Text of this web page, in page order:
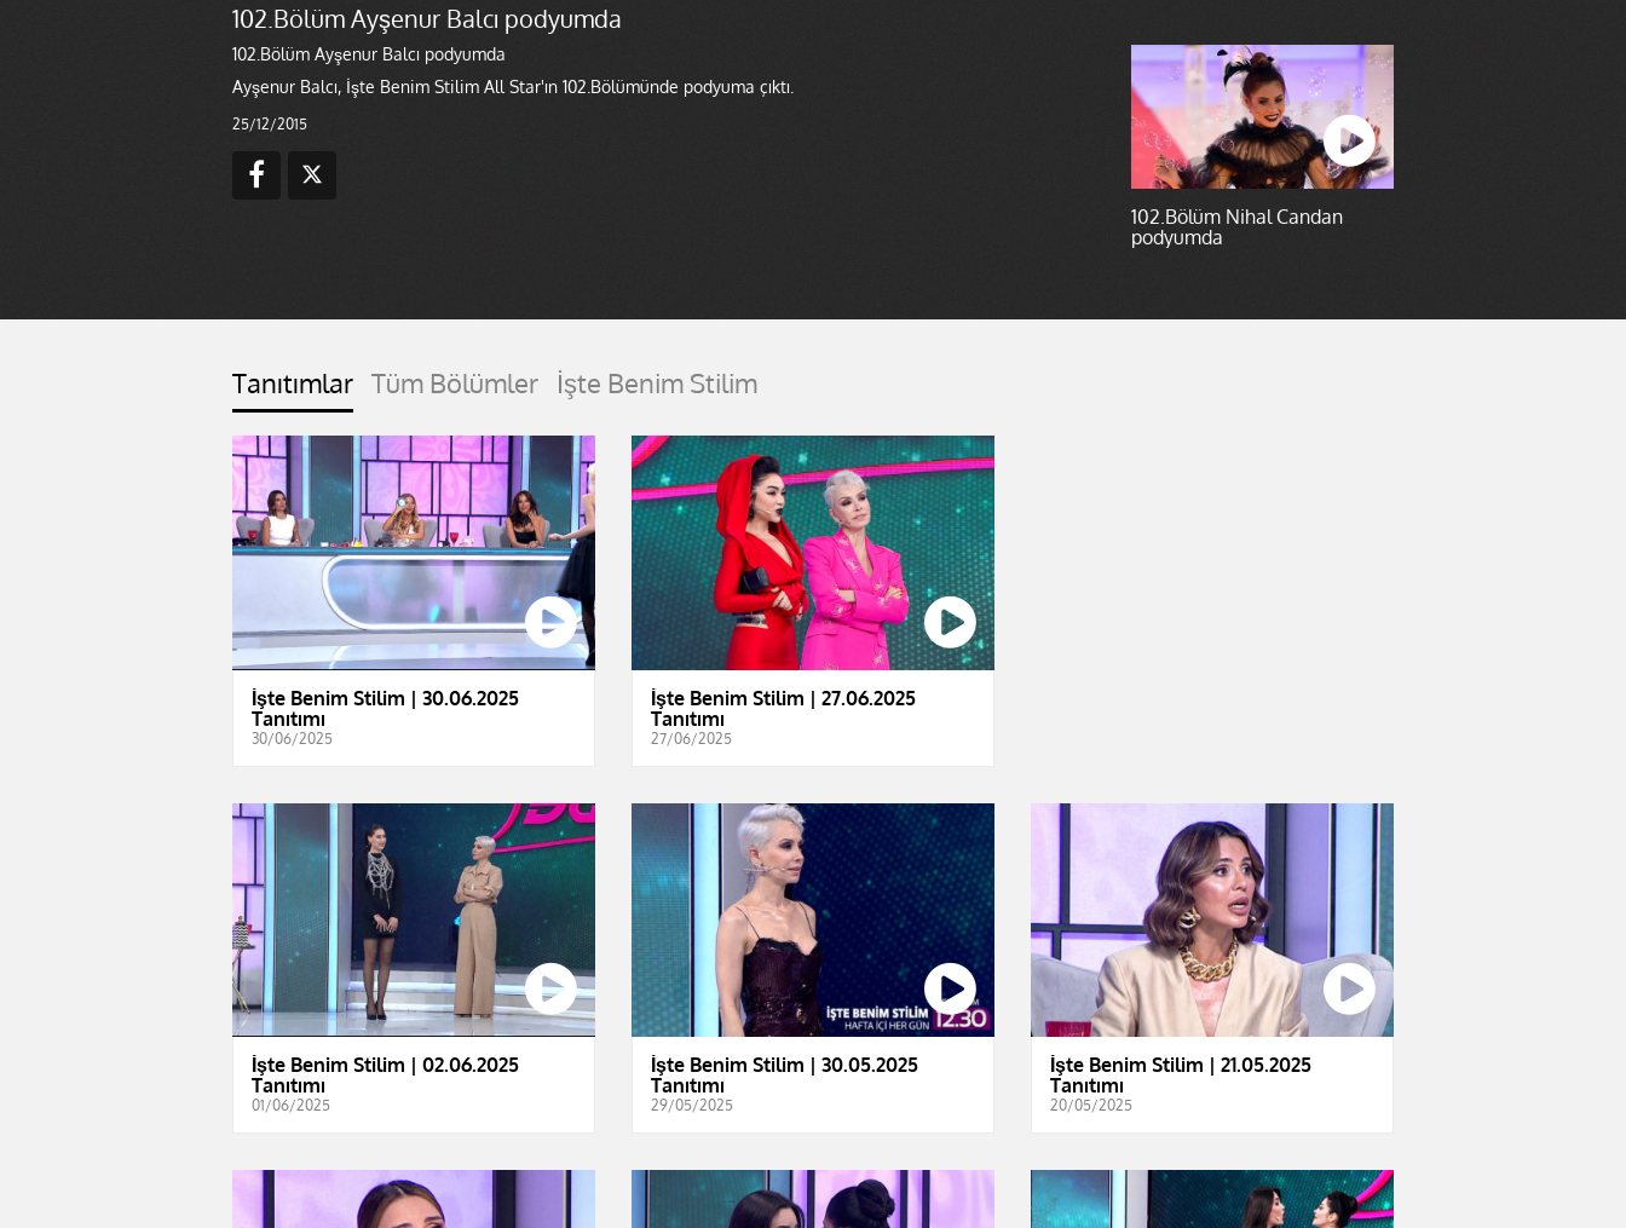
102.Bölüm Ayşenur Balcı podyumda
102.Bölüm Ayşenur Balcı podyumda
Ayşenur Balcı, İşte Benim Stilim All Star'ın 102.Bölümünde podyuma çıktı.
25/12/2015
102.Bölüm Nihal Candan
podyumda
Tanıtımlar Tüm Bölümler İşte Benim Stilim
İşte Benim Stilim | 30.06.2025
Tanıtımı
30/06/2025
İşte Benim Stilim | 27.06.2025
Tanıtımı
27/06/2025
İşte Benim Stilim | 02.06.2025
Tanıtımı
01/06/2025
İşte Benim Stilim | 30.05.2025
Tanıtımı
29/05/2025
İşte Benim Stilim | 21.05.2025
Tanıtımı
20/05/2025